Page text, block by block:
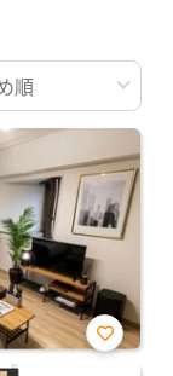
お気